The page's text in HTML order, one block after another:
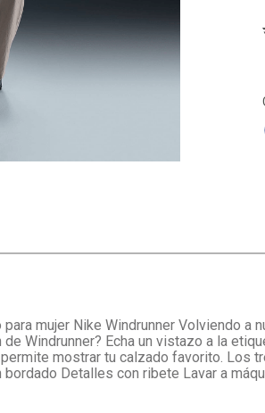
mujer Nike Windrunner Volviendo
Windrunner? Echa un vistazo a la
mostrar tu calzado favorito. Los
Detalles con ribete Lavar a